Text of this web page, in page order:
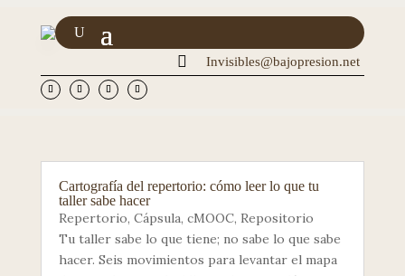
 Invisibles@bajopresion.net
Cartografía del repertorio: cómo leer lo que tu
taller sabe hacer
Repertorio, Cápsula, cMOOC, Repositorio
Tu taller sabe lo que tiene; no sabe lo que sabe
hacer. Seis movimientos para levantar el mapa